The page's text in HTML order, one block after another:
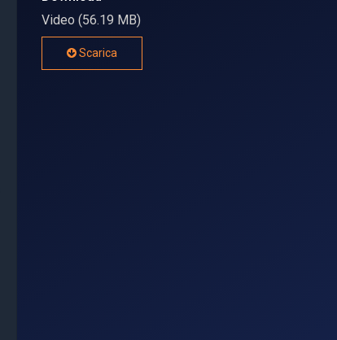
Video (56.19 MB)
Scarica